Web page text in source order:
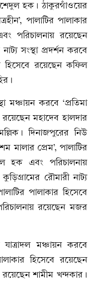
হক। ঠাকুরগাঁওয়ের
পালাটির পালাকার
পরিচালনায় রয়েছেন
সংস্থা প্রদর্শন করবে
হিসেবে রয়েছেন কফিল
মঞ্চায়ন করবে ‘প্রতিমা
রয়েছেন মহাদেব হালদার
দিনাজপুরের নিউ
মালার প্রেম’, পালাটির
হক এবং পরিচালনায়
রৌমারী নাট্য
পালাকার হিসেবে
রয়েছেন মজর
মঞ্চায়ন করবে
হিসেবে রয়েছেন
শামীম খন্দকার।